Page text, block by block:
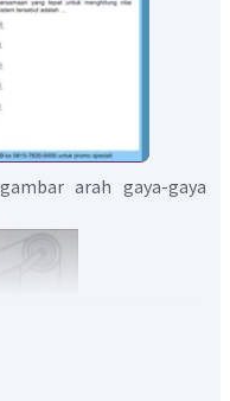
arah gaya-gaya